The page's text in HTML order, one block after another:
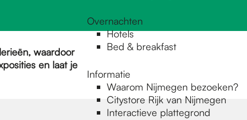
Overnachten
Hotels
Bed & breakfast
Informatie
Waarom Nijmegen bezoeken?
Citystore Rijk van Nijmegen
Interactieve plattegrond
waardoor
en laat je